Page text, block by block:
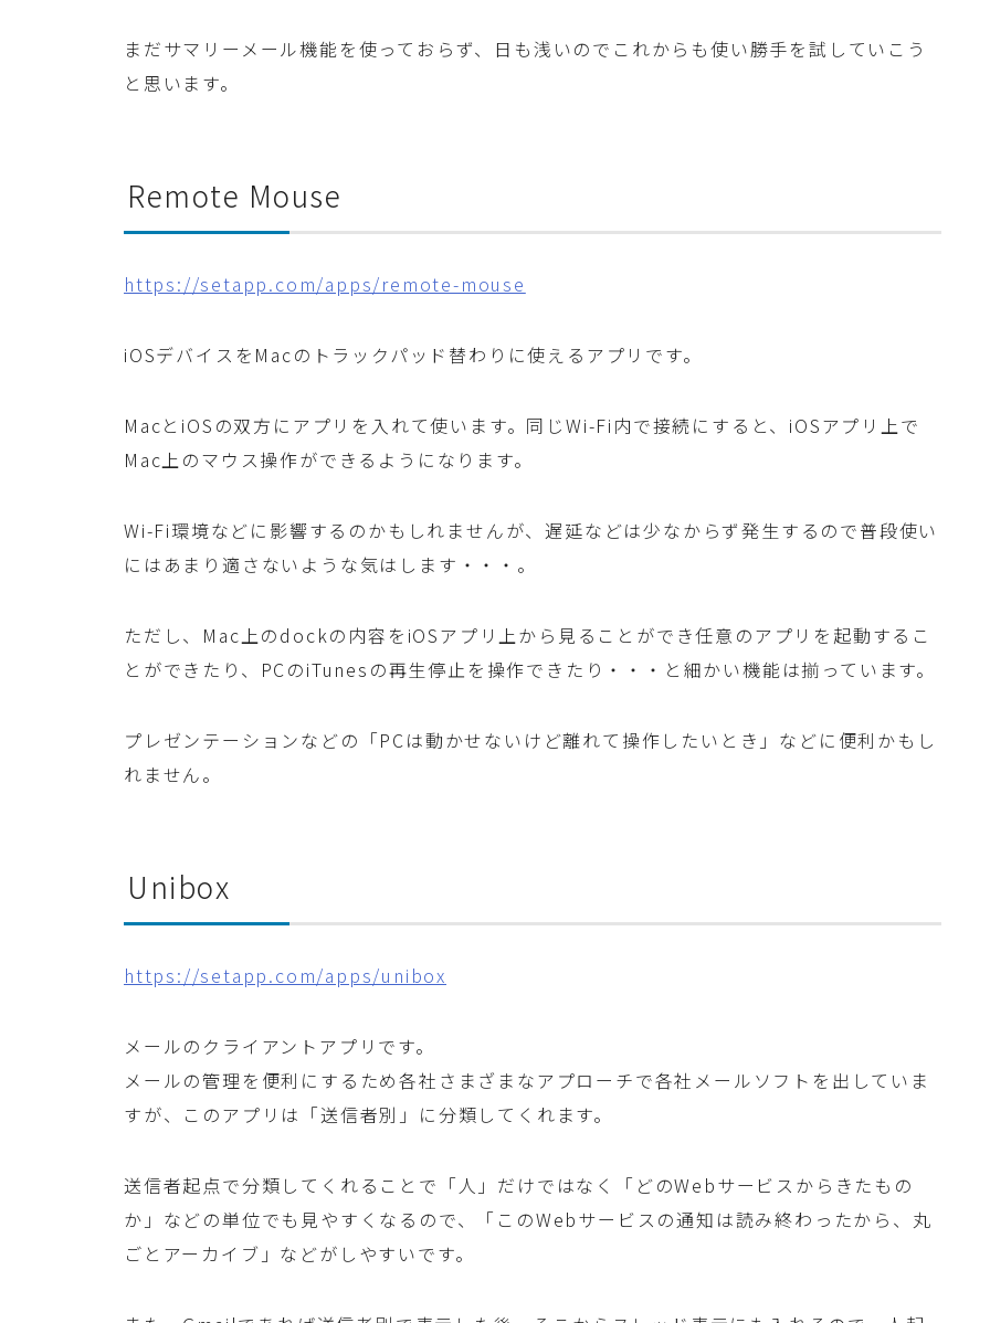
まだサマリーメール機能を使っておらず、日も浅いのでこれからも使い勝手を試していこう
と思います。
Remote Mouse
https://setapp.com/apps/remote-mouse
iOSデバイスをMacのトラックパッド替わりに使えるアプリです。
MacとiOSの双方にアプリを入れて使います。同じWi-Fi内で接続にすると、iOSアプリ上で
Mac上のマウス操作ができるようになります。
Wi-Fi環境などに影響するのかもしれませんが、遅延などは少なからず発生するので普段使い
にはあまり適さないような気はします・・・。
ただし、Mac上のdockの内容をiOSアプリ上から見ることができ任意のアプリを起動するこ
とができたり、PCのiTunesの再生停止を操作できたり・・・と細かい機能は揃っています。
プレゼンテーションなどの「PCは動かせないけど離れて操作したいとき」などに便利かもし
れません。
Unibox
https://setapp.com/apps/unibox
メールのクライアントアプリです。
メールの管理を便利にするため各社さまざまなアプローチで各社メールソフトを出していま
すが、このアプリは「送信者別」に分類してくれます。
送信者起点で分類してくれることで「人」だけではなく「どのWebサービスからきたもの
か」などの単位でも見やすくなるので、「このWebサービスの通知は読み終わったから、丸
ごとアーカイブ」などがしやすいです。